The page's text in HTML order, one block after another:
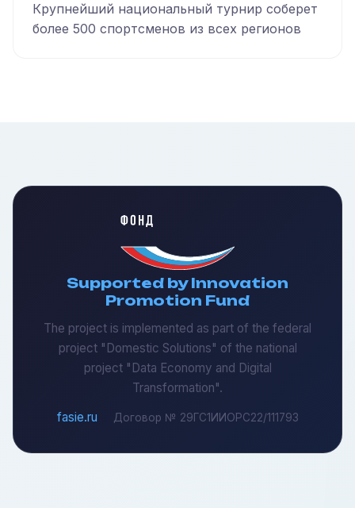
Крупнейший национальный турнир соберет
более 500 спортсменов из всех регионов
Supported by Innovation
Promotion Fund
The project is implemented as part of the federal
project "Domestic Solutions" of the national
project "Data Economy and Digital
Transformation".
fasie.ru
Договор № 29ГС1ИИОРС22/111793